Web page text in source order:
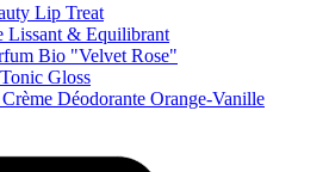
Lip Treat
Lissant & Equilibrant
Bio "Velvet Rose"
Gloss
Déodorante Orange-Vanille